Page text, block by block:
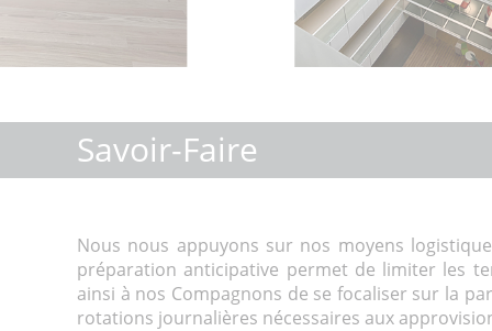
Savoir-Faire
Nous nous appuyons sur nos moyens
préparation anticipative permet de limiter les
ainsi à nos Compagnons de se focaliser sur la
rotations journalières nécessaires aux